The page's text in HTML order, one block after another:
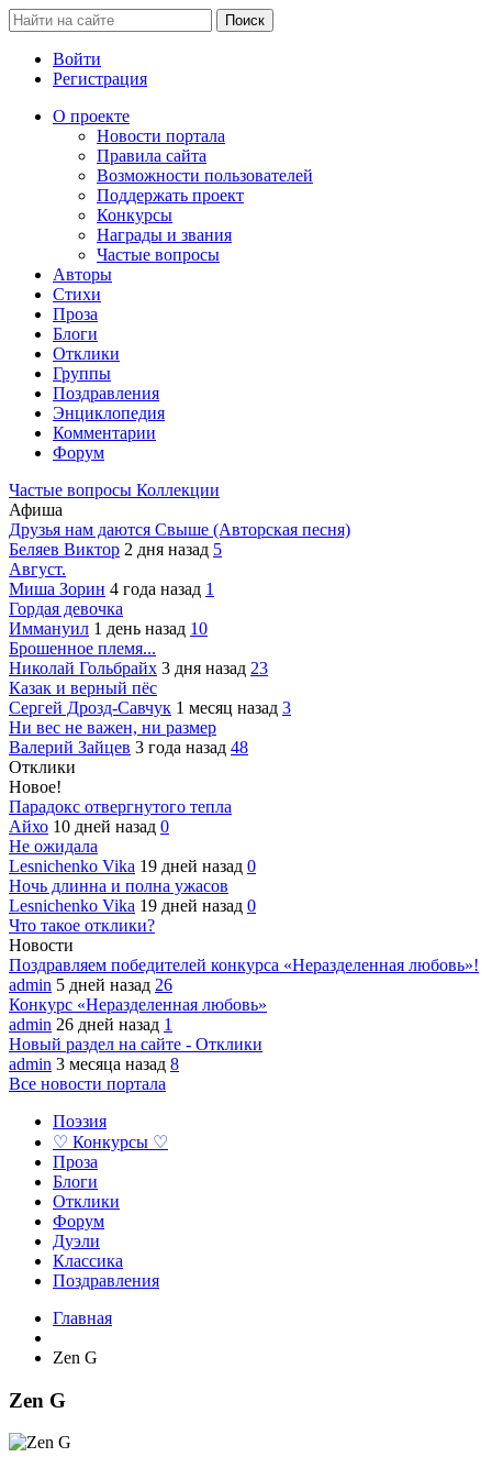
Войти
Регистрация
О проекте
Новости портала
Правила сайта
Возможности пользователей
Поддержать проект
Конкурсы
Награды и звания
Частые вопросы
Авторы
Стихи
Проза
Блоги
Отклики
Группы
Поздравления
Энциклопедия
Комментарии
Форум
Частые вопросы Коллекции
Афиша
Друзья нам даются Свыше (Авторская песня)
Беляев Виктор 2 дня назад 5
Август.
Миша Зорин 4 года назад 1
Гордая девочка
Иммануил 1 день назад 10
Брошенное племя...
Николай Гольбрайх 3 дня назад 23
Казак и верный пёс
Сергей Дрозд-Савчук 1 месяц назад 3
Ни вес не важен, ни размер
Валерий Зайцев 3 года назад 48
Отклики
Новое!
Парадокс отвергнутого тепла
Айхо 10 дней назад 0
Не ожидала
Lesnichenko Vika 19 дней назад 0
Ночь длинна и полна ужасов
Lesnichenko Vika 19 дней назад 0
Что такое отклики?
Новости
Поздравляем победителей конкурса «Неразделенная любовь»!
admin 5 дней назад 26
Конкурс «Неразделенная любовь»
admin 26 дней назад 1
Новый раздел на сайте - Отклики
admin 3 месяца назад 8
Все новости портала
Поэзия
♡ Конкурсы ♡
Проза
Блоги
Отклики
Форум
Дуэли
Классика
Поздравления
Главная
Zen G
Zen G